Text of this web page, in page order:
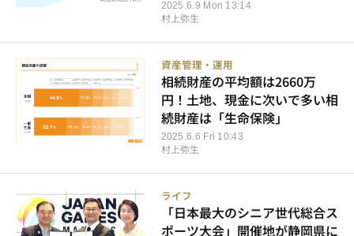
2025.6.9 Mon 13:14
村上弥生
資産管理・運用
2025.6.6 Fri 10:43
相続財産の平均額は2660万
円！土地、現金に次いで多い相
続財産は「生命保険」
村上弥生
ライフ
「日本最大のシニア世代総合ス
ポーツ大会」開催地が静岡県に